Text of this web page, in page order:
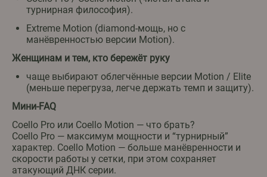
турнирная философия).
Extreme Motion (diamond-мощь, но с
манёвренностью версии Motion).
Женщинам и тем, кто бережёт руку
чаще выбирают облегчённые версии Motion / Elite
(меньше перегруза, легче держать темп и защиту).
Мини-FAQ
Coello Pro или Coello Motion — что брать?
Coello Pro — максимум мощности и “турнирный”
характер. Coello Motion — больше манёвренности и
скорости работы у сетки, при этом сохраняет
атакующий ДНК серии.